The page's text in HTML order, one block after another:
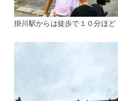
掛川駅からは徒歩で１０分ほど